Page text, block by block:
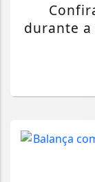
durante a